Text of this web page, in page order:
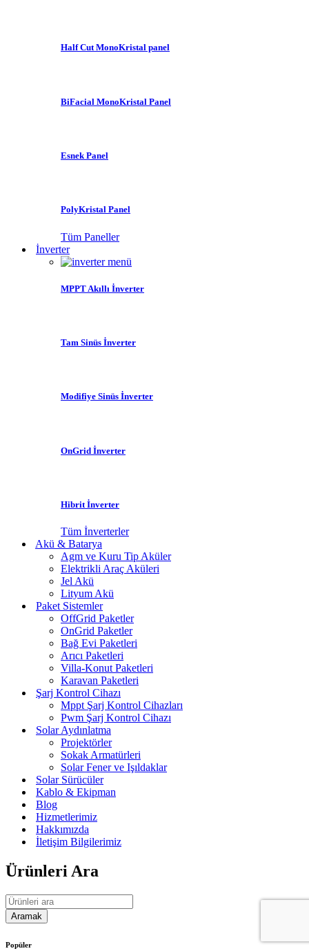
Half Cut MonoKristal panel
BiFacial MonoKristal Panel
Esnek Panel
PolyKristal Panel
Tüm Paneller
İnverter
MPPT Akıllı İnverter
Tam Sinüs İnverter
Modifiye Sinüs İnverter
OnGrid İnverter
Hibrit İnverter
Tüm İnverterler
Akü & Batarya
Agm ve Kuru Tip Aküler
Elektrikli Araç Aküleri
Jel Akü
Lityum Akü
Paket Sistemler
OffGrid Paketler
OnGrid Paketler
Bağ Evi Paketleri
Arıcı Paketleri
Villa-Konut Paketleri
Karavan Paketleri
Şarj Kontrol Cihazı
Mppt Şarj Kontrol Cihazları
Pwm Şarj Kontrol Cihazı
Solar Aydınlatma
Projektörler
Sokak Armatürleri
Solar Fener ve Işıldaklar
Solar Sürücüler
Kablo & Ekipman
Blog
Hizmetlerimiz
Hakkımızda
İletişim Bilgilerimiz
Ürünleri Ara
Popüler